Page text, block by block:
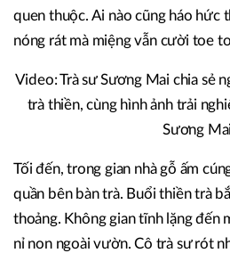
quen thuộc. Ai nào cũng háo hức
nóng rát mà miệng vẫn cười toe
Video: Trà sư Sương Mai chia sẻ
trà thiền, cùng hình ảnh trải
Sương
Tối đến, trong gian nhà gỗ ấm
quần bên bàn trà. Buổi thiền trà
thoảng. Không gian tĩnh lặng đến
nỉ non ngoài vườn. Cô trà sư rót